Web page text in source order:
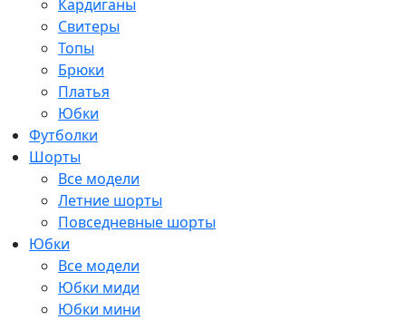
Кардиганы
Свитеры
Топы
Брюки
Платья
Юбки
Футболки
Шорты
Все модели
Летние шорты
Повседневные шорты
Юбки
Все модели
Юбки миди
Юбки мини